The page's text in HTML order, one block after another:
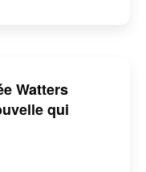
Watters
qui